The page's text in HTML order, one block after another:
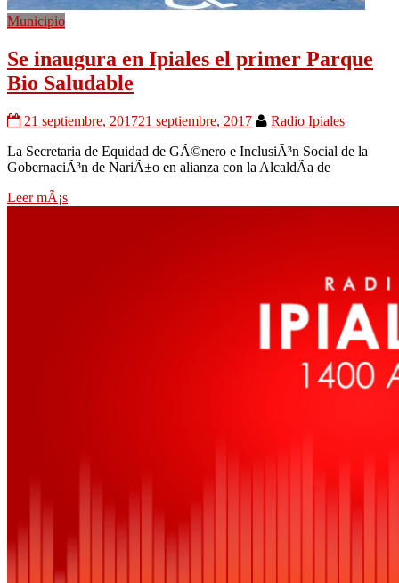
Municipio
Se inaugura en Ipiales el primer Parque
Bio Saludable
21 septiembre, 201721 septiembre, 2017
Radio Ipiales
La Secretaria de Equidad de GÃ©nero e InclusiÃ³n Social de la
GobernaciÃ³n de NariÃ±o en alianza con la AlcaldÃ­a de
Leer mÃ¡s